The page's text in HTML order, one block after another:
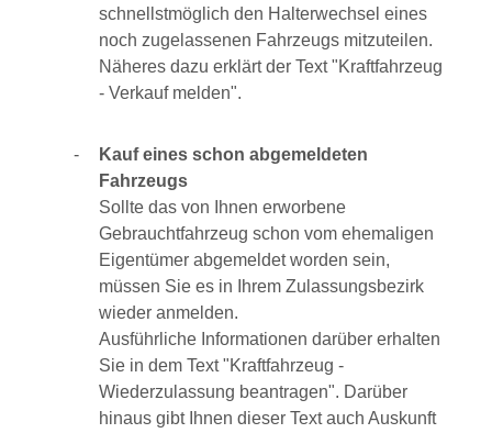
schnellstmöglich den Halterwechsel eines
noch zugelassenen Fahrzeugs mitzuteilen.
Näheres dazu erklärt der Text "Kraftfahrzeug
- Verkauf melden".
Kauf eines schon abgemeldeten
Fahrzeugs
Sollte das von Ihnen erworbene
Gebrauchtfahrzeug schon vom ehemaligen
Eigentümer abgemeldet worden sein,
müssen Sie es in Ihrem Zulassungsbezirk
wieder anmelden.
Ausführliche Informationen darüber erhalten
Sie in dem Text "Kraftfahrzeug -
Wiederzulassung beantragen". Darüber
hinaus gibt Ihnen dieser Text auch Auskunft